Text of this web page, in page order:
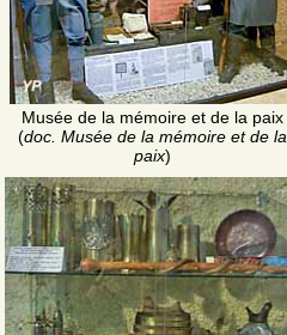
Musée de la mémoire et de la paix
(doc. Musée de la mémoire et de la
paix)